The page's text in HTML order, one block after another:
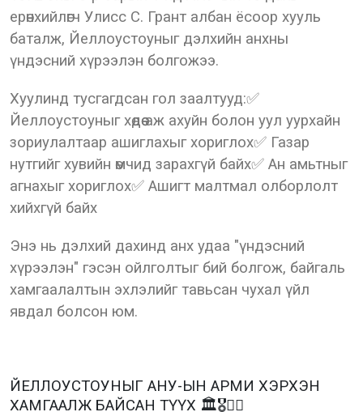
ерөнхийлөгч Улисс С. Грант албан ёсоор хууль
баталж, Йеллоустоуныг дэлхийн анхны
үндэсний хүрээлэн болгожээ.
Хуулинд тусгагдсан гол заалтууд:✅
Йеллоустоуныг хөдөө аж ахуйн болон уул уурхайн
зориулалтаар ашиглахыг хориглох✅ Газар
нутгийг хувийн өмчид зарахгүй байх✅ Ан амьтныг
агнахыг хориглох✅ Ашигт малтмал олборлолт
хийхгүй байх
Энэ нь дэлхий дахинд анх удаа "үндэсний
хүрээлэн" гэсэн ойлголтыг бий болгож, байгаль
хамгаалалтын эхлэлийг тавьсан чухал үйл
явдал болсон юм.
ЙЕЛЛОУСТОУНЫГ АНУ-ЫН АРМИ ХЭРХЭН
ХАМГААЛЖ БАЙСАН ТҮҮХ 🏛🎖💂‍♂️